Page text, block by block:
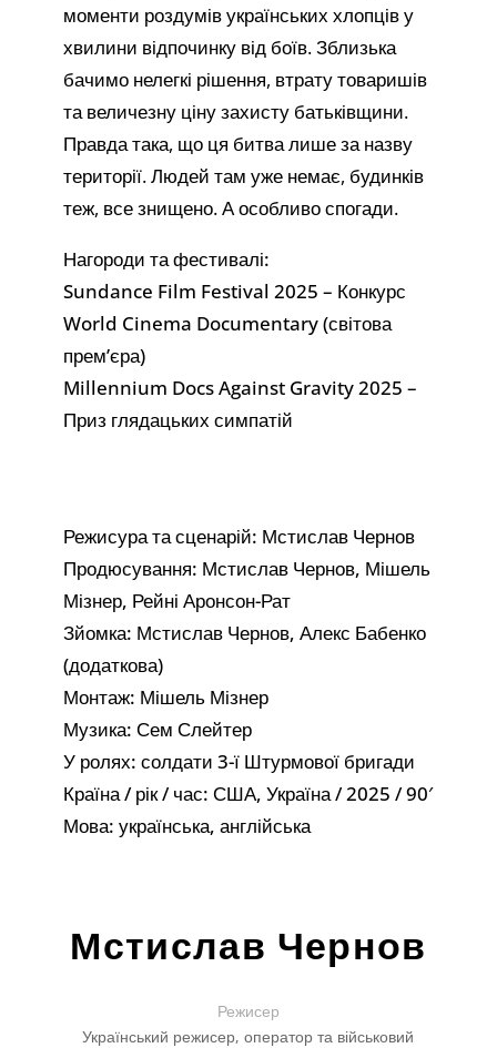
моменти роздумів українських хлопців у
хвилини відпочинку від боїв. Зблизька
бачимо нелегкі рішення, втрату товаришів
та величезну ціну захисту батьківщини.
Правда така, що ця битва лише за назву
території. Людей там уже немає, будинків
теж, все знищено. А особливо спогади.
Нагороди та фестивалі:
Sundance Film Festival 2025 – Конкурс
World Cinema Documentary (світова
прем’єра)
Millennium Docs Against Gravity 2025 –
Приз глядацьких симпатій
Режисура та сценарій: Мстислав Чернов
Продюсування: Мстислав Чернов, Мішель
Мізнер, Рейні Аронсон-Рат
Зйомка: Мстислав Чернов, Алекс Бабенко
(додаткова)
Монтаж: Мішель Мізнер
Музика: Сем Слейтер
У ролях: солдати 3-ї Штурмової бригади
Країна / рік / час: США, Україна / 2025 / 90′
Мова: українська, англійська
Мстислав Чернов
Режисер
Український режисер, оператор та військовий